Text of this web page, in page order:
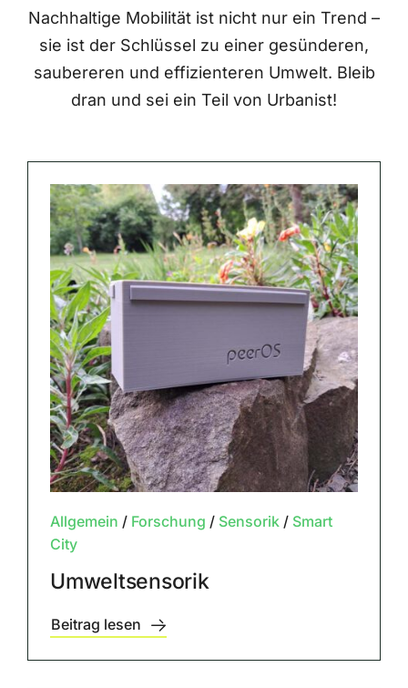
Nachhaltige Mobilität ist nicht nur ein Trend –
sie ist der Schlüssel zu einer gesünderen,
saubereren und effizienteren Umwelt. Bleib
dran und sei ein Teil von Urbanist!
Allgemein / Forschung / Sensorik/ Smart
City
Umweltsensorik
Beitrag lesen